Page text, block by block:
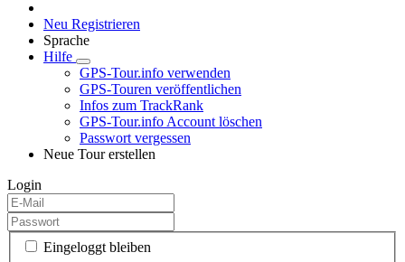
Neu Registrieren
Sprache
Hilfe
GPS-Tour.info verwenden
GPS-Touren veröffentlichen
Infos zum TrackRank
GPS-Tour.info Account löschen
Passwort vergessen
Neue Tour erstellen
Login
Eingeloggt bleiben